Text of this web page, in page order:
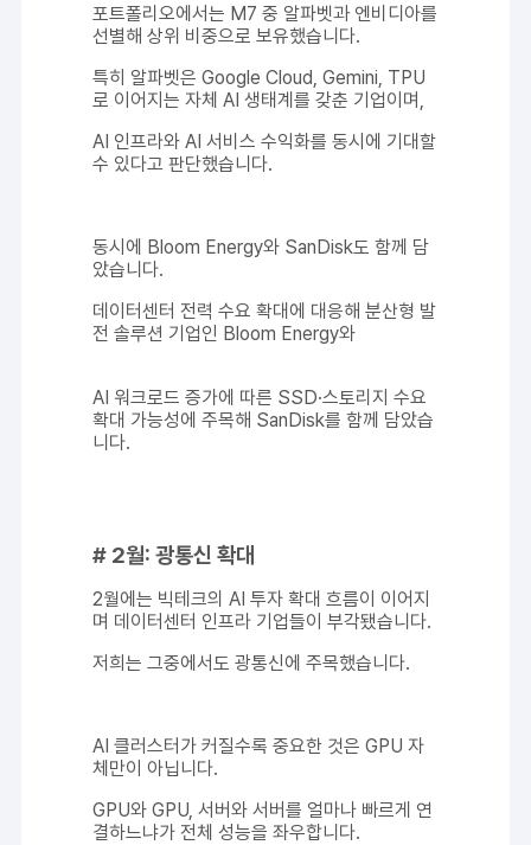
포트폴리오에서는 M7 중 알파벳과 엔비디아를
선별해 상위 비중으로 보유했습니다.
특히 알파벳은 Google Cloud, Gemini, TPU
로 이어지는 자체 AI 생태계를 갖춘 기업이며,
AI 인프라와 AI 서비스 수익화를 동시에 기대할
수 있다고 판단했습니다.
동시에 Bloom Energy와 SanDisk도 함께 담
았습니다.
데이터센터 전력 수요 확대에 대응해 분산형 발
전 솔루션 기업인 Bloom Energy와
AI 워크로드 증가에 따른 SSD·스토리지 수요
확대 가능성에 주목해 SanDisk를 함께 담았습
니다.
# 2월: 광통신 확대
2월에는 빅테크의 AI 투자 확대 흐름이 이어지
며 데이터센터 인프라 기업들이 부각됐습니다.
저희는 그중에서도 광통신에 주목했습니다.
AI 클러스터가 커질수록 중요한 것은 GPU 자
체만이 아닙니다.
GPU와 GPU, 서버와 서버를 얼마나 빠르게 연
결하느냐가 전체 성능을 좌우합니다.